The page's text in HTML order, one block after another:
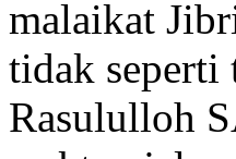
malaikat
tidak seperti
Rasululloh